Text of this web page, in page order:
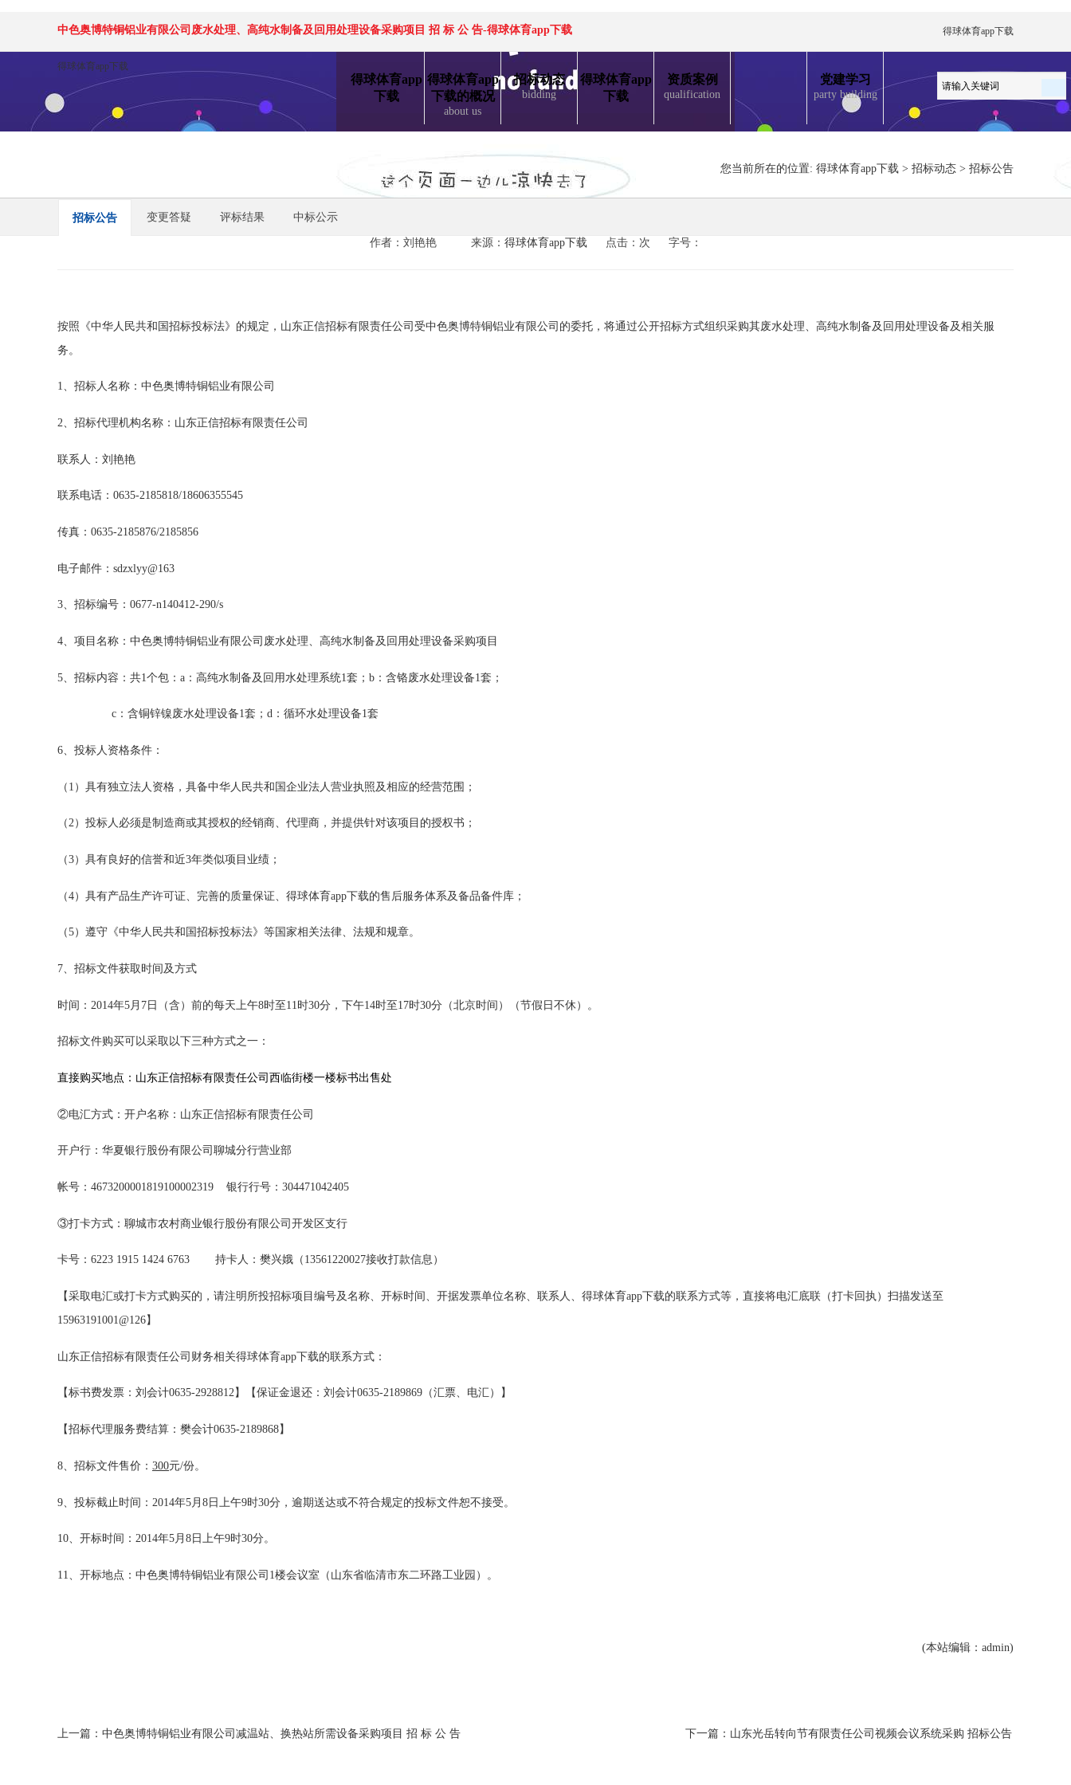
中色奥博特铜铝业有限公司废水处理、高纯水制备及回用处理设备采购项目 招 标 公 告-得球体育app下载 得球体育app下载
得球体育app下载
得球体育app
下载
得球体育app
下载的概况
about us
招标动态
bidding
得球体育app
下载
资质案例
qualification
党建学习
party building
您当前所在的位置: 得球体育app下载 > 招标动态 > 招标公告
招标公告 变更答疑 评标结果 中标公示
作者：刘艳艳 来源： 得球体育app下载 点击：次 字号：
按照《中华人民共和国招标投标法》的规定，山东正信招标有限责任公司受中色奥博特铜铝业有限公司 的委托，将通过公开招标方式组织采购其废水处理、高纯水制备及回用处理设备及相关服
务 。
1、招标人名称： 中色奥博特铜铝业有限公司
2、招标代理机构名称：山东正信招标有限责任公司
联系人：刘艳艳
联系电话： 0635-2185818/18606355545
传真： 0635-2185876/2185856
电子邮件： sdzxlyy@163
3、招标编号： 0677-n140412-290/s
4、项目名称：中色奥博特铜铝业有限公司废水处理、高纯水制备及回用处理设备采购项目
5 、招标内容：共1个包： a ：高纯水制备及回用水处理系统1套； b ：含铬废水处理设备1套；
c ：含铜锌镍废水处理设备1套； d ：循环水处理设备1套
6、投标人资格条件：
（ 1 ）具有独立法人资格，具备中华人民共和国企业法人营业执照及相应的经营范围；
（2）投标人必须是制造商或其授权的经销商、代理商，并提供针对该项目的授权书；
（3）具有良好的信誉和近3年类似项目业绩；
（4）具有产品生产许可证、完善的质量保证、得球体育app下载的售后服务体系及备品备件库；
（5）遵守《中华人民共和国招标投标法》等国家相关法律、法规和规章。
7、招标文件获取时间及方式
时间： 2014年5 月 7 日（含）前的每天上午8时至 11 时30分，下午14时至 17时30分（北京时间）（节假日不休）。
招标文件购买可以采取以下三种方式之一：
直接购买地点：山东正信招标有限责任公司西临街楼一楼标书出售处
②电汇方式：开户名称：山东正信招标有限责任公司
开户行：华夏银行股份有限公司聊城分行营业部
帐号： 4673200001819100002319 银行行号： 304471042405
③打卡方式：聊城市农村商业银行股份有限公司开发区支行
卡号： 6223 1915 1424 6763 持卡人：樊兴娥（ 13561220027接收打款信息）
【采取电汇或打卡方式购买的，请注明所投招标项目编号及名称、开标时间、开据发票单位名称、联系人、得球体育app下载的联系方式等，直接将电汇底联（打卡回执）扫描发送至
15963191001@126】
山东正信招标有限责任公司财务相关得球体育app下载的联系方式：
【标书费发票：刘会计0635-2928812】【保证金退还：刘会计0635-2189869 （汇票、电汇）】
【招标代理服务费结算：樊会计0635-2189868】
8 、招标文件售价： 300元/份。
9 、投标截止时间： 2014年5月8日上午9时30分 ，逾期送达或不符合规定的投标文件恕不接受。
10、开标时间： 2014年5月8日上午9时30分。
11 、开标地点： 中色奥博特铜铝业有限公司 1 楼会议室（山东省临清市东二环路工业园）。
(本站编辑：admin)
上一篇：中色奥博特铜铝业有限公司减温站、换热站所需设备采购项目 招 标 公 告 下一篇：山东光岳转向节有限责任公司视频会议系统采购 招标公告